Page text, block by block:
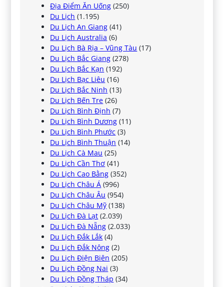
Địa Điểm Ăn Uống (250)
Du Lịch (1.195)
Du Lịch An Giang (41)
Du Lịch Australia (6)
Du Lịch Bà Rịa – Vũng Tàu (17)
Du Lịch Bắc Giang (278)
Du Lịch Bắc Kạn (192)
Du Lịch Bạc Liêu (16)
Du Lịch Bắc Ninh (13)
Du Lịch Bến Tre (26)
Du Lịch Bình Định (7)
Du Lịch Bình Dương (11)
Du Lịch Bình Phước (3)
Du Lịch Bình Thuận (14)
Du Lịch Cà Mau (25)
Du Lịch Cần Thơ (41)
Du Lịch Cao Bằng (352)
Du Lịch Châu Á (996)
Du Lịch Châu Âu (954)
Du Lịch Châu Mỹ (138)
Du Lịch Đà Lạt (2.039)
Du Lịch Đà Nẵng (2.033)
Du Lịch Đắk Lắk (4)
Du Lịch Đắk Nông (2)
Du Lịch Điện Biên (205)
Du Lịch Đồng Nai (3)
Du Lịch Đồng Tháp (34)